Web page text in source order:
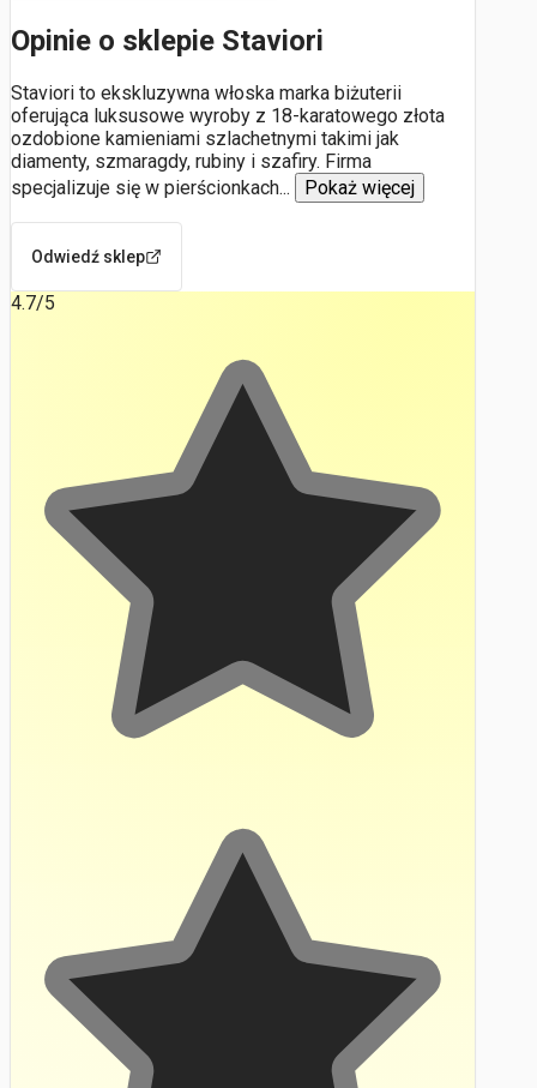
Opinie o sklepie Staviori
Staviori to ekskluzywna włoska marka biżuterii
oferująca luksusowe wyroby z 18-karatowego złota
ozdobione kamieniami szlachetnymi takimi jak
diamenty, szmaragdy, rubiny i szafiry. Firma
specjalizuje się w pierścionkach... Pokaż więcej
Odwiedź sklep
4.7/5